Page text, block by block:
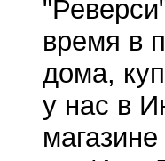
время в
дома,
у нас в